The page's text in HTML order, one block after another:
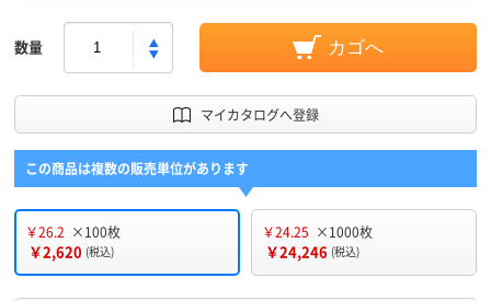
数量 カゴへ
マイカタログへ登録
この商品は複数の販売単位があります
￥26.2 ×100枚
￥2,620 (税込)
￥24.25 ×1000枚
￥24,246 (税込)